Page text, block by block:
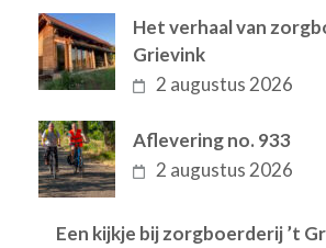
Het verhaal van
Grievink
2 augustus 2026
Aflevering no. 933
2 augustus 2026
Een kijkje bij zorgboerderij ’t